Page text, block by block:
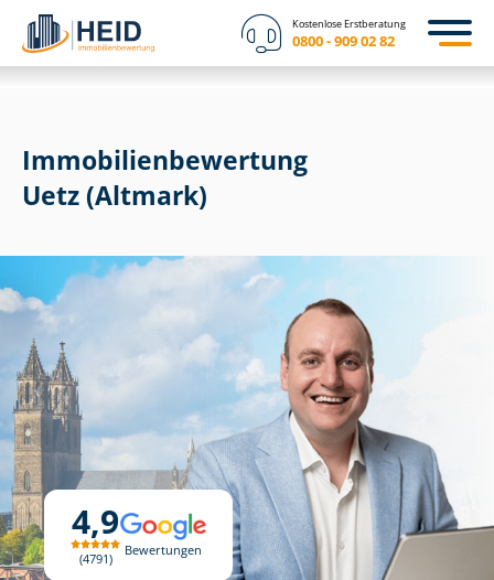
Kostenlose Erstberatung
0800 - 909 02 82
4,9
4791
Bewertungen
Immobilien­bewertung
Uetz (Altmark)